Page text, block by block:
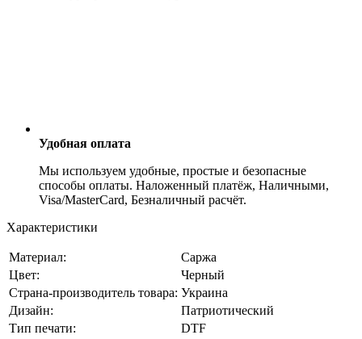
Удобная оплата
Мы используем удобные, простые и безопасные
способы оплаты. Наложенный платёж, Наличными,
Visa/MasterCard, Безналичный расчёт.
Характеристики
Материал:
Саржа
Цвет:
Черный
Страна-производитель товара: Украина
Дизайн:
Патриотический
Тип печати:
DTF